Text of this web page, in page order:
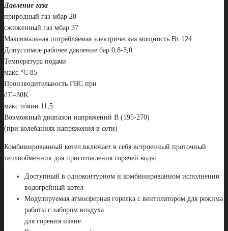
Давление газа
природный газ мбар 20
сжиженный газ мбар 37
Максимальная потребляемая электрическая мощность Вт 124
Допустимое рабочее давление бар 0,8-3,0
Температура подачи
макс °С 85
Производительность ГВС при
dT=30K
макс л/мин 11,5
Возможный диапазон напряжений В (195-270)
(при колебаниях напряжения в сети)
Комбинированный котел включает в себя встроенный проточный
теплообменник для приготовления горячей воды.
Доступный в одноконтурном и комбинированном исполнении
водогрейный котел
Модулируемая атмосферная горелка с вентилятором для режима
работы с забором воздуха
для горения извне